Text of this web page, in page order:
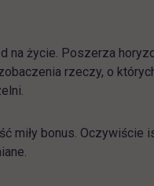
życie. Poszerza
rzeczy, o
bonus. Oczywiście